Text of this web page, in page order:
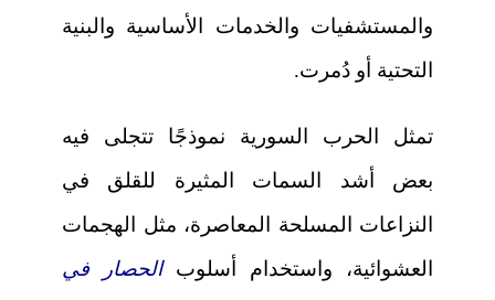
والمستشفيات والخدمات الأساسية والبنية
التحتية أو دُمرت.
تمثل الحرب السورية نموذجًا تتجلى فيه
بعض أشد السمات المثيرة للقلق في
النزاعات المسلحة المعاصرة، مثل الهجمات
العشوائية، واستخدام أسلوبالحصار في